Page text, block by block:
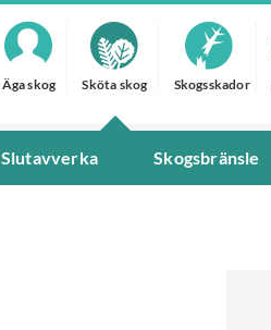
Äga skog Sköta skog Skogsskador
Slutavverka Skogsbränsle